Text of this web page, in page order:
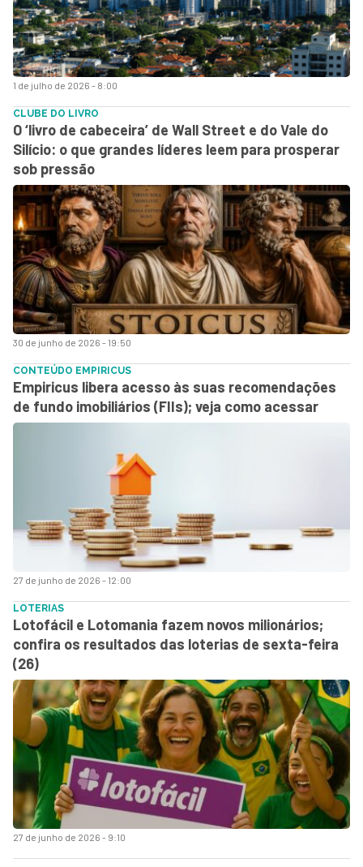
1 de julho de 2026 - 8:00
30 de junho de 2026 - 19:50
CLUBE DO LIVRO
O ‘livro de cabeceira’ de Wall Street e do Vale do
Silício: o que grandes líderes leem para prosperar
sob pressão
27 de junho de 2026 - 12:00
CONTEÚDO EMPIRICUS
Empiricus libera acesso às suas recomendações
de fundo imobiliários (FIIs); veja como acessar
27 de junho de 2026 - 9:10
LOTERIAS
Lotofácil e Lotomania fazem novos milionários;
confira os resultados das loterias de sexta-feira
(26)